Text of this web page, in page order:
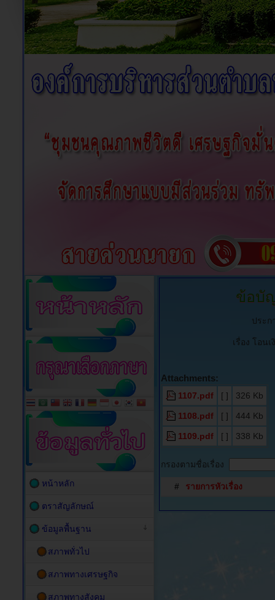
ข้อบั
ประก
เรื่อง โอน
Attachments:
1107.pdf [ ] 326 Kb
1108.pdf [ ] 444 Kb
1109.pdf [ ] 338 Kb
กรองตามชื่อเรื่อง
# รายการหัวเรื่อง
หน้าหลัก
ตราสัญลักษณ์
ข้อมูลพื้นฐาน
สภาพทั่วไป
สภาพทางเศรษฐกิจ
สภาพทางสังคม